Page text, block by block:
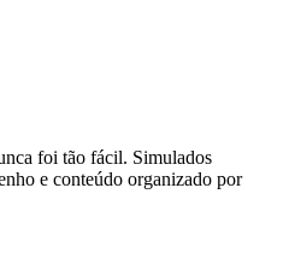
foi tão fácil. Simulados
e conteúdo organizado por